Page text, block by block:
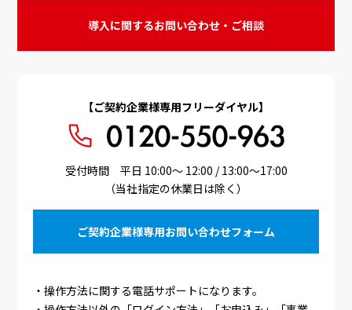
導入に関するお問い合わせ・ご相談
【ご契約企業様専用フリーダイヤル】
受付時間 平日 10:00～ 12:00 / 13:00～17:00
（当社指定の休業日は除く）
ご契約企業様専用お問い合わせフォーム
・操作方法に関する電話サポートになります。